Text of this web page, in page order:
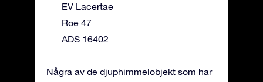
EV Lacertae
Roe 47
ADS 16402
Några av de djuphimmelobjekt som har